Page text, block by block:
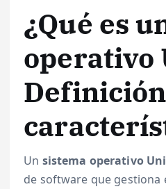
¿Qué es
operativo
Un sistema operativo
de software que gestiona